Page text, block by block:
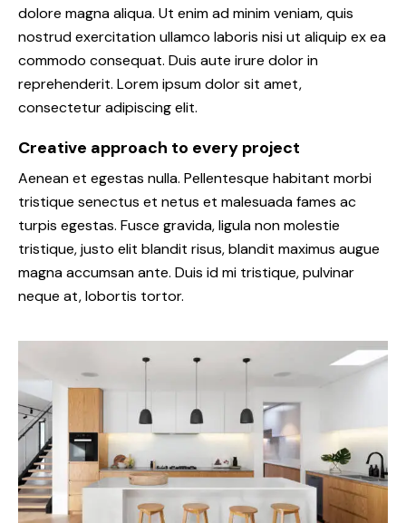
dolore magna aliqua. Ut enim ad minim veniam, quis
nostrud exercitation ullamco laboris nisi ut aliquip ex ea
commodo consequat. Duis aute irure dolor in
reprehenderit. Lorem ipsum dolor sit amet,
consectetur adipiscing elit.
Creative approach to every project
Aenean et egestas nulla. Pellentesque habitant morbi
tristique senectus et netus et malesuada fames ac
turpis egestas. Fusce gravida, ligula non molestie
tristique, justo elit blandit risus, blandit maximus augue
magna accumsan ante. Duis id mi tristique, pulvinar
neque at, lobortis tortor.